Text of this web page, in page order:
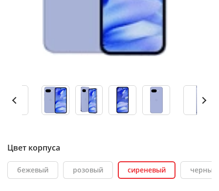
Цвет корпуса
бежевый розовый сиреневый черный